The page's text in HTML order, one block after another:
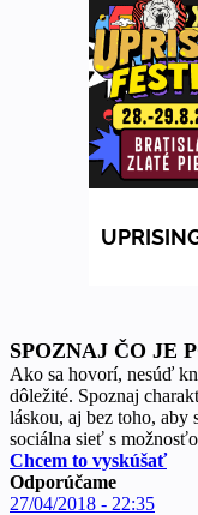
SPOZNAJ ČO JE
Ako sa hovorí, nesúď
dôležité. Spoznaj
láskou, aj bez toho, aby
sociálna sieť s
Chcem to vyskúšať
Odporúčame
27/04/2018 - 22:35